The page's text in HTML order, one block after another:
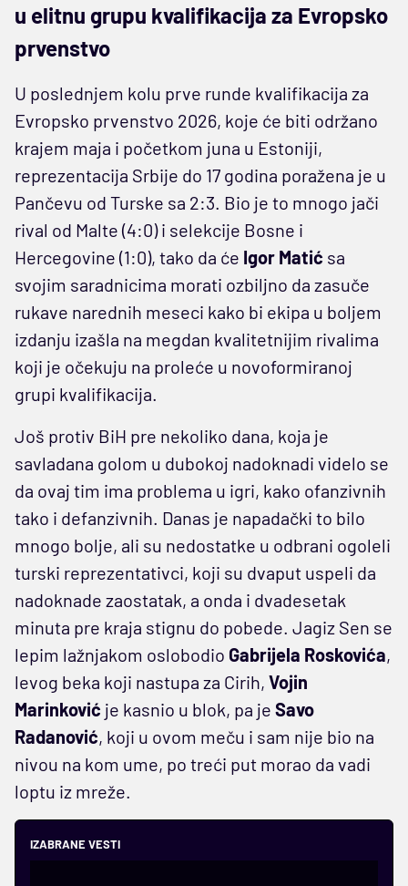
u elitnu grupu kvalifikacija za Evropsko
prvenstvo
U poslednjem kolu prve runde kvalifikacija za
Evropsko prvenstvo 2026, koje će biti održano
krajem maja i početkom juna u Estoniji,
reprezentacija Srbije do 17 godina poražena je u
Pančevu od Turske sa 2:3. Bio je to mnogo jači
rival od Malte (4:0) i selekcije Bosne i
Hercegovine (1:0), tako da će Igor Matić sa
svojim saradnicima morati ozbiljno da zasuče
rukave narednih meseci kako bi ekipa u boljem
izdanju izašla na megdan kvalitetnijim rivalima
koji je očekuju na proleće u novoformiranoj
grupi kvalifikacija.
Još protiv BiH pre nekoliko dana, koja je
savladana golom u dubokoj nadoknadi videlo se
da ovaj tim ima problema u igri, kako ofanzivnih
tako i defanzivnih. Danas je napadački to bilo
mnogo bolje, ali su nedostatke u odbrani ogoleli
turski reprezentativci, koji su dvaput uspeli da
nadoknade zaostatak, a onda i dvadesetak
minuta pre kraja stignu do pobede. Jagiz Sen se
lepim lažnjakom oslobodio Gabrijela Roskovića,
levog beka koji nastupa za Cirih, Vojin
Marinković je kasnio u blok, pa je Savo
Radanović, koji u ovom meču i sam nije bio na
nivou na kom ume, po treći put morao da vadi
loptu iz mreže.
IZABRANE VESTI